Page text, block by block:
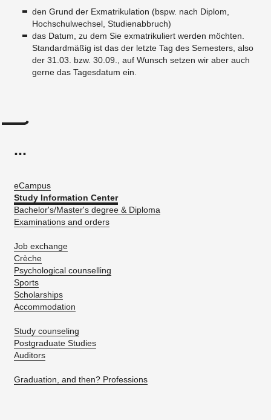
den Grund der Exmatrikulation (bspw. nach Diplom,
Hochschulwechsel, Studienabbruch)
das Datum, zu dem Sie exmatrikuliert werden möchten.
Standardmäßig ist das der letzte Tag des Semesters, also
der 31.03. bzw. 30.09., auf Wunsch setzen wir aber auch
gerne das Tagesdatum ein.
...
eCampus
Study Information Center
Bachelor's/Master's degree & Diploma
Examinations and orders
Job exchange
Crèche
Psychological counselling
Sports
Scholarships
Accommodation
Study counseling
Postgraduate Studies
Auditors
Graduation, and then? Professions